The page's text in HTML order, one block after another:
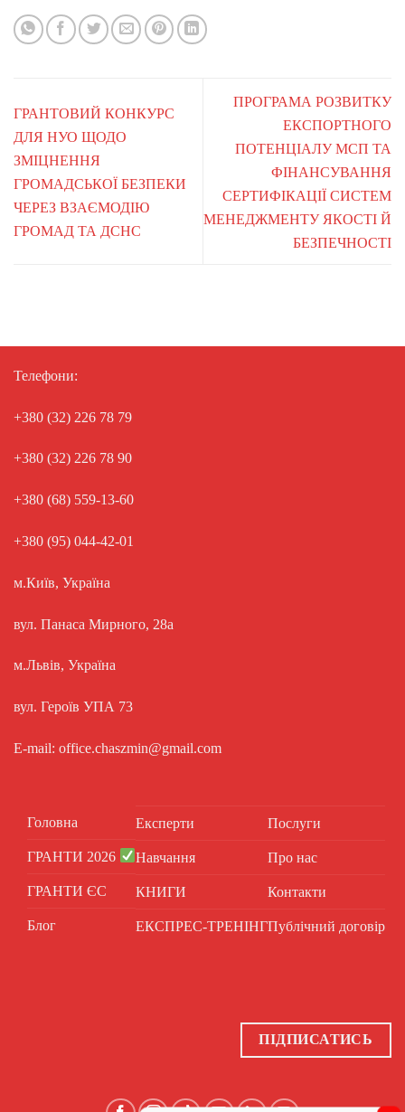
ГРАНТОВИЙ КОНКУРС
ДЛЯ НУО ЩОДО
ЗМІЦНЕННЯ
ГРОМАДСЬКОЇ БЕЗПЕКИ
ЧЕРЕЗ ВЗАЄМОДІЮ
ГРОМАД ТА ДСНС
ПРОГРАМА РОЗВИТКУ
ЕКСПОРТНОГО
ПОТЕНЦІАЛУ МСП ТА
ФІНАНСУВАННЯ
СЕРТИФІКАЦІЇ СИСТЕМ
МЕНЕДЖМЕНТУ ЯКОСТІ Й
БЕЗПЕЧНОСТІ
Телефони:
+380 (32) 226 78 79
+380 (32) 226 78 90
+380 (68) 559-13-60
+380 (95) 044-42-01
м.Київ, Україна
вул. Панаса Мирного, 28а
м.Львів, Україна
вул. Героїв УПА 73
E-mail: office.chaszmin@gmail.com
Головна
ГРАНТИ 2026
ГРАНТИ ЄС
Блог
Експерти
Навчання
КНИГИ
ЕКСПРЕС-ТРЕНІНГ
Послуги
Про нас
Контакти
Публічний договір
ПІДПИСАТИСЬ